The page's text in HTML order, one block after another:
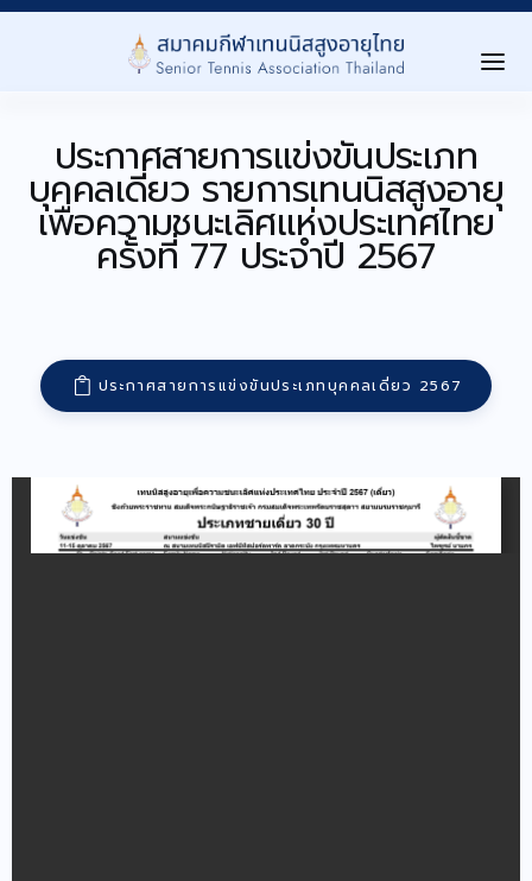
Home
เกี่ยวกับสมาคม ▾
About Us
Level นักกีฬา ▾
Player Level
ประกาศ/กิจกรรม ▾
Announcement/ Activities
ประกาศสายการแข่งขันประเภท
บุคคลเดี่ยว รายการเทนนิสสูงอายุ
เพื่อความชนะเลิศแห่งประเทศไทย
ครั้งที่ 77 ประจำปี 2567
ประกาศสายการแข่งขันประเภทบุคคลเดี่ยว 2567